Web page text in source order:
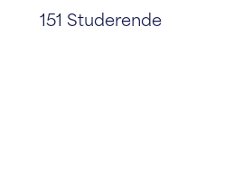
151 Studerende